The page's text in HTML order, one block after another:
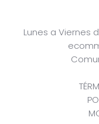
Lunes a Viernes